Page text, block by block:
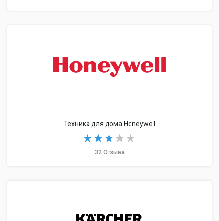
Техника для дома Honeywell
32 Отзыва